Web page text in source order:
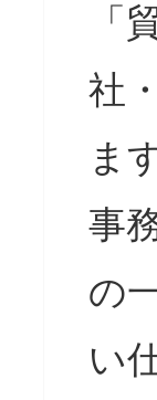
「
社
ま
事
の
い